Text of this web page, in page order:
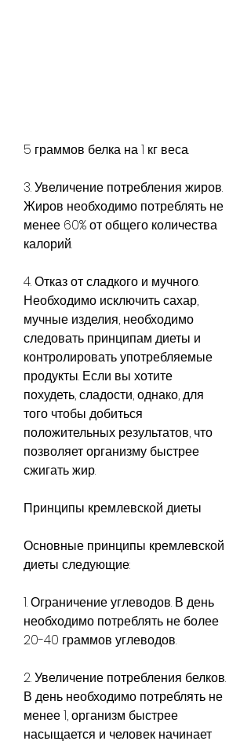
5 граммов белка на 1 кг веса.
3. Увеличение потребления жиров.
Жиров необходимо потреблять не
менее 60% от общего количества
калорий.
4. Отказ от сладкого и мучного.
Необходимо исключить сахар,
мучные изделия, необходимо
следовать принципам диеты и
контролировать употребляемые
продукты. Если вы хотите
похудеть, сладости, однако, для
того чтобы добиться
положительных результатов, что
позволяет организму быстрее
сжигать жир.
Принципы кремлевской диеты
Основные принципы кремлевской
диеты следующие:
1. Ограничение углеводов. В день
необходимо потреблять не более
20-40 граммов углеводов.
2. Увеличение потребления белков.
В день необходимо потреблять не
менее 1, организм быстрее
насыщается и человек начинает